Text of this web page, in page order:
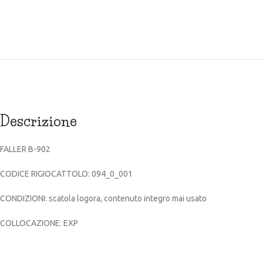
Descrizione
FALLER B-902
CODICE RIGIOCATTOLO: 094_0_001
CONDIZIONI: scatola logora, contenuto integro mai usato
COLLOCAZIONE: EXP